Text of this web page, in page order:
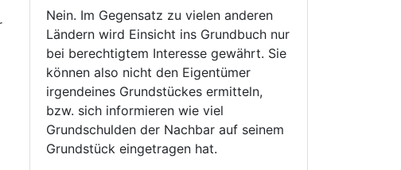
Nein. Im Gegensatz zu vielen anderen
Ländern wird Einsicht ins Grundbuch nur
bei berechtigtem Interesse gewährt. Sie
können also nicht den Eigentümer
irgendeines Grundstückes ermitteln,
bzw. sich informieren wie viel
Grundschulden der Nachbar auf seinem
Grundstück eingetragen hat.